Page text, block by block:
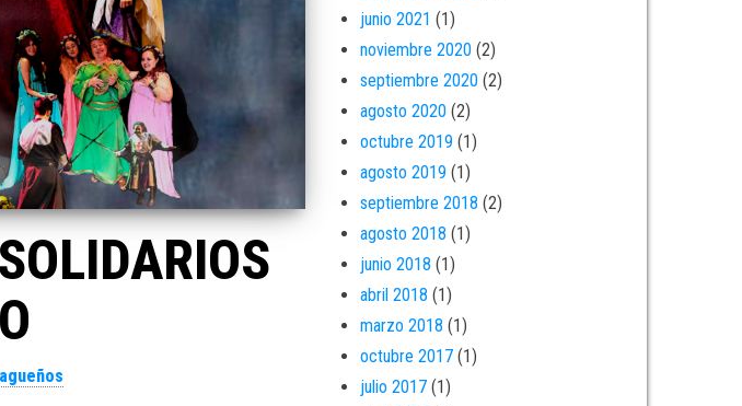
junio 2021 (1)
noviembre 2020 (2)
septiembre 2020 (2)
agosto 2020 (2)
octubre 2019 (1)
agosto 2019 (1)
septiembre 2018 (2)
agosto 2018 (1)
junio 2018 (1)
abril 2018 (1)
marzo 2018 (1)
octubre 2017(1)
julio 2017(1)